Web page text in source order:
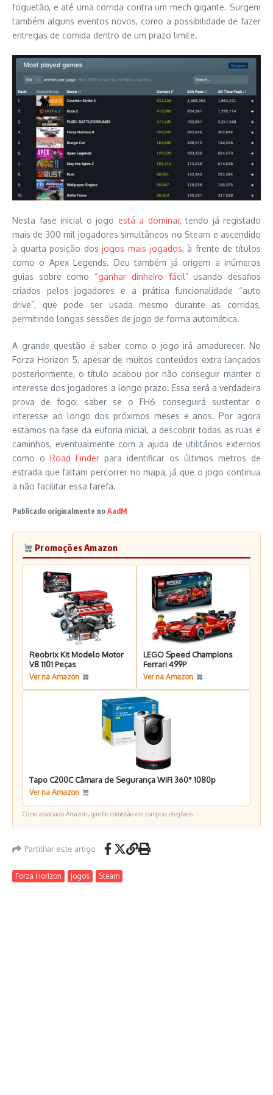
foguetão, e até uma corrida contra um mech gigante. Surgem
também alguns eventos novos, como a possibilidade de fazer
entregas de comida dentro de um prazo limite.
Nesta fase inicial o jogo está a dominar, tendo já registado
mais de 300 mil jogadores simultâneos no Steam e ascendido
à quarta posição dosjogos mais jogados, à frente de títulos
como o Apex Legends. Deu também já origem a inúmeros
guias sobre como “ganhar dinheiro fácil”usando desafios
criados pelos jogadores e a prática funcionalidade “auto
drive”, que pode ser usada mesmo durante as corridas,
permitindo longas sessões de jogo de forma automática.
A grande questão é saber como o jogo irá amadurecer. No
Forza Horizon 5, apesar de muitos conteúdos extra lançados
posteriormente, o título acabou por não conseguir manter o
interesse dos jogadores a longo prazo. Essa será a verdadeira
prova de fogo: saber se o FH6 conseguirá sustentar o
interesse ao longo dos próximos meses e anos. Por agora
estamos na fase da euforia inicial, a descobrir todas as ruas e
caminhos, eventualmente com a ajuda de utilitários externos
como o Road Finder para identificar os últimos metros de
estrada que faltam percorrer no mapa, já que o jogo continua
a não facilitar essa tarefa.
Publicado originalmente no AadM
Promoções Amazon
Reobrix Kit Modelo Motor
V8 1101 Peças
Ver na Amazon
LEGO Speed Champions
Ferrari 499P
Ver na Amazon
Tapo C200C Câmara de Segurança WiFi 360° 1080p
Ver na Amazon
Como associado Amazon, ganho comissão em compras elegíveis.
Partilhar este artigo
Forza Horizon jogos Steam